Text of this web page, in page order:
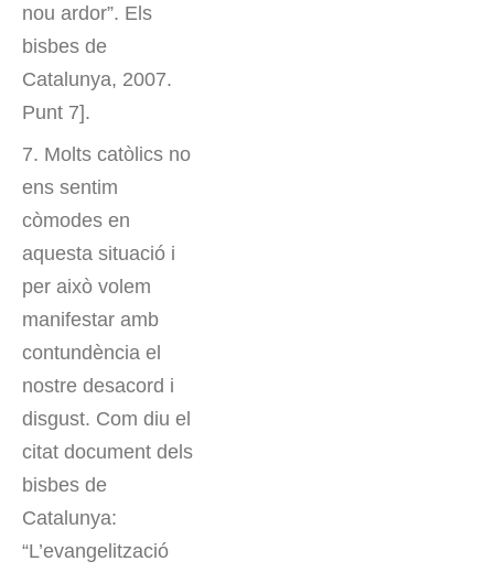
nou ardor”. Els
bisbes de
Catalunya, 2007.
Punt 7].
7. Molts catòlics no
ens sentim
còmodes en
aquesta situació i
per això volem
manifestar amb
contundència el
nostre desacord i
disgust. Com diu el
citat document dels
bisbes de
Catalunya:
“L’evangelització